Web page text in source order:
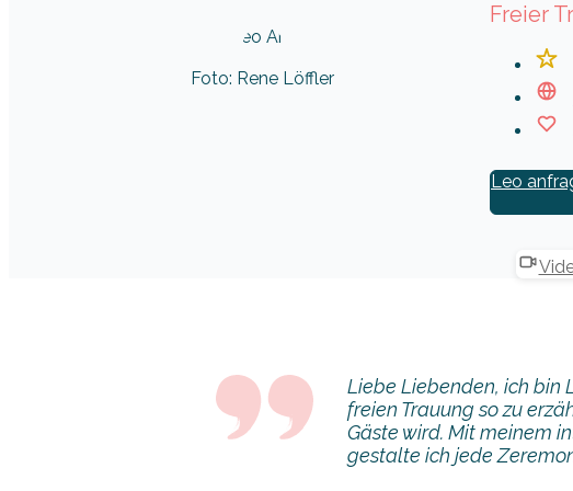
Foto: Rene Löffler
Freier
Leo
Liebe Liebenden, ich bin
freien Trauung so zu
Gäste wird. Mit meinem
gestalte ich jede